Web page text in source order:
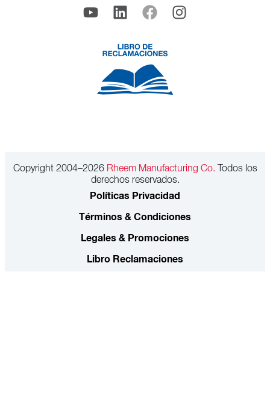
Copyright 2004–2026Rheem Manufacturing Co. Todos los
derechos reservados.
Políticas Privacidad
Términos & Condiciones
Legales & Promociones
Libro Reclamaciones